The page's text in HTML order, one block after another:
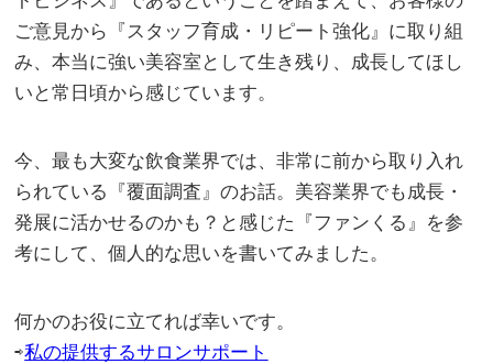
ご意見から『スタッフ育成・リピート強化』に取り組
み、本当に強い美容室として生き残り、成長してほし
いと常日頃から感じています。
今、最も大変な飲食業界では、非常に前から取り入れ
られている『覆面調査』のお話。美容業界でも成長・
発展に活かせるのかも？と感じた『ファンくる』を参
考にして、個人的な思いを書いてみました。
何かのお役に立てれば幸いです。
⇨私の提供するサロンサポート